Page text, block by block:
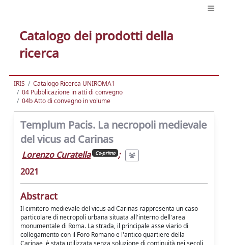
Catalogo dei prodotti della
ricerca
IRIS
Catalogo Ricerca UNIROMA1
04 Pubblicazione in atti di convegno
04b Atto di convegno in volume
Templum Pacis. La necropoli medievale
del vicus ad Carinas
Lorenzo Curatella Co-primo ;
2021
Abstract
Il cimitero medievale del vicus ad Carinas rappresenta un caso
particolare di necropoli urbana situata all'interno dell'area
monumentale di Roma. La strada, il principale asse viario di
collegamento con il Foro Romano e l'antico quartiere della
Carinae, è stata utilizzata senza soluzione di continuità nei secoli